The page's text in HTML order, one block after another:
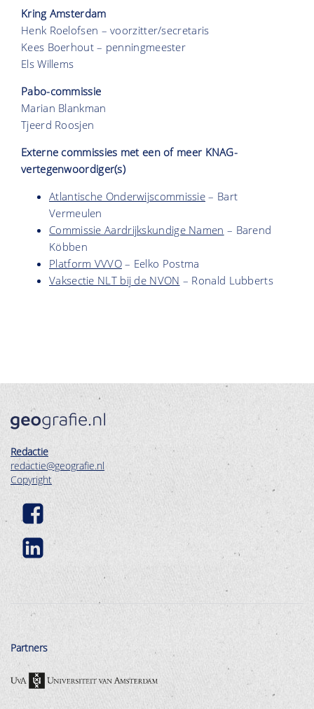
Kring Amsterdam
Henk Roelofsen – voorzitter/secretaris
Kees Boerhout – penningmeester
Els Willems
Pabo-commissie
Marian Blankman
Tjeerd Roosjen
Externe commissies met een of meer KNAG-
vertegenwoordiger(s)
Atlantische Onderwijscommissie – Bart
Vermeulen
Commissie Aardrijkskundige Namen – Barend
Köbben
Platform VVVO– Eelko Postma
Vaksectie NLT bij de NVON – Ronald Lubberts
Redactie
redactie@geografie.nl
Copyright
Partners